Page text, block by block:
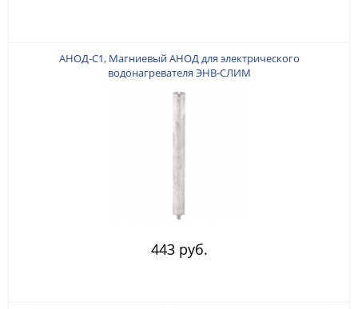
АНОД-С1, Магниевый АНОД для электрического
водонагревателя ЭНВ-СЛИМ
443 руб.